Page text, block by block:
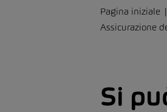
Pagina iniziale
Assicurazione
Si